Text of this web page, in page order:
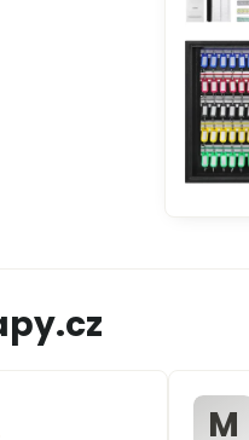
M